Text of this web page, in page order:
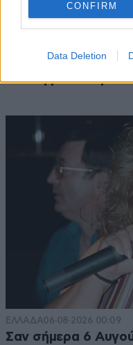
CONFIRM
Data Deletion
LIFESTYLE05·08·2026 17:48
Ιωάννη Σαριδάκη
από τη βασιλική
ΕΛΛΑΔΑ06·08·2026 00:09
Σαν σήμερα 6